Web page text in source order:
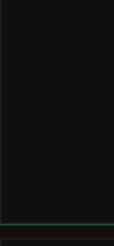
SET gxRefresh "60"